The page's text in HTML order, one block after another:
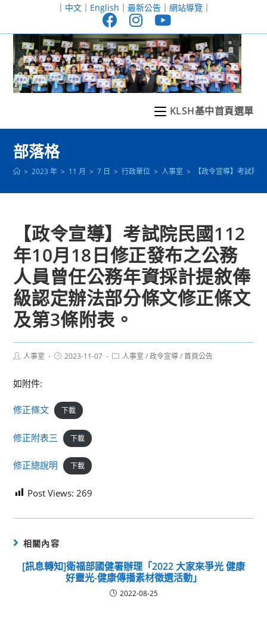
至
｜ 中文｜ English ｜ 最新公告｜ 網站導覽｜
KLSH基中首頁選單
部落格
> 2023 年 > 11 月 > 7 日 > 行政單位 > 人事室 > 【政令宣導】考試院
【政令宣導】考試院民國112
年10月18日修正發布之公務
人員曾任公務年資採計提敘俸
級認定辦法部分條文修正條文
及第3條附表。
Post人事室
Post2023-11-07
Post人事室 / 政令宣導 / 首頁公告
如附件:
修正條文 下載
修正附表三 下載
修正總說明 下載
Post Views: 269
相關內容
[訊息轉知]衛福部國健署辦理「2022 大家來爭光 健康
好靈光-健康傳播素材徵選活動」
2022-08-25